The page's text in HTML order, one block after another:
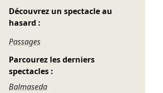
Découvrez un spectacle au
hasard :
Passages
Parcourez les derniers
spectacles :
Balmaseda